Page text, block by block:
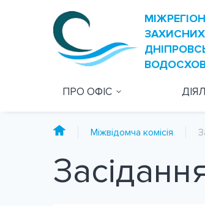
ПРО ОФІС
Міжвідомча комісія